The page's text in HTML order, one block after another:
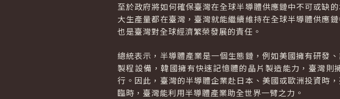
至於政府將如何確保臺灣在全球半導體供應鏈中不可或缺
大生產量都在臺灣，臺灣就能繼續維持在全球半導體供應
也是臺灣對全球經濟繁榮發展的責任。
總統表示，半導體產業是一個生態鏈，例如美國擁有研發
製程設備，韓國擁有快速記憶體的晶片製造能力，臺灣
行。因此，臺灣的半導體企業赴日本、美國或歐洲投資時
臨時，臺灣能利用半導體產業助全世界一臂之力。